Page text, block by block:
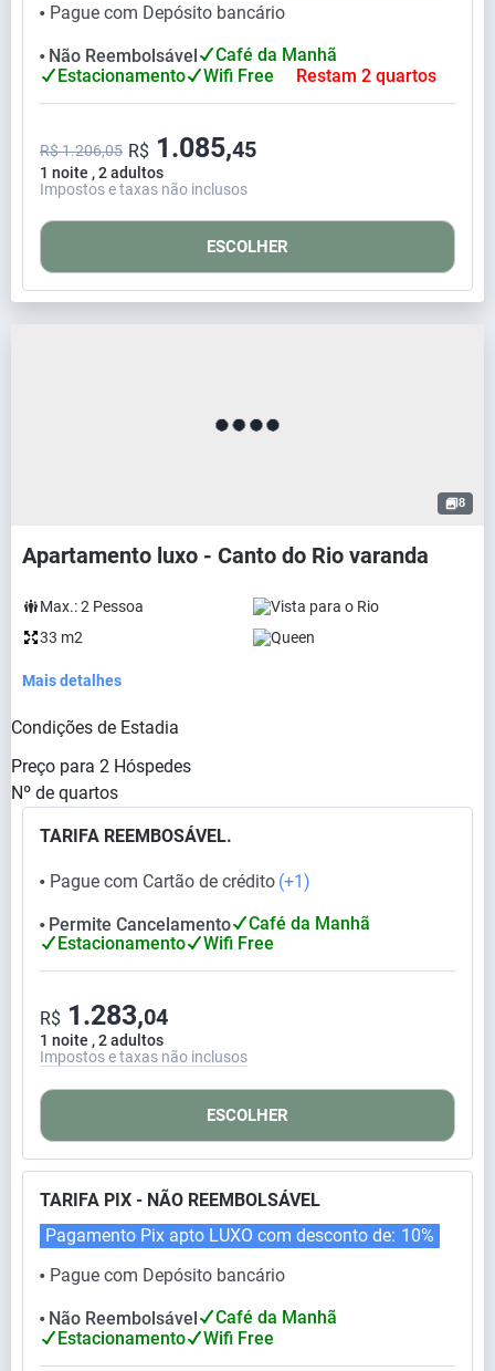
⬤ Pague com Depósito bancário
⬤ Não Reembolsável
Café da Manhã
Estacionamento
Wifi Free Restam 2 quartos
1 noite , 2 adultos
R$ 1.206,05 R$ 1.085,45
Impostos e taxas não inclusos
ESCOLHER
8
Apartamento luxo - Canto do Rio varanda
Max.:2 Pessoa
Vista para o Rio
33 m2
Queen
Mais detalhes
Condições de Estadia
Preço para 2 Hóspedes
Nº de quartos
TARIFA REEMBOSÁVEL.
⬤ Pague com Cartão de crédito (+1)
⬤ Permite Cancelamento
Café da Manhã
Estacionamento
Wifi Free
1 noite , 2 adultos
R$ 1.283,04
Impostos e taxas não inclusos
ESCOLHER
TARIFA PIX - NÃO REEMBOLSÁVEL
⬤ Pague com Depósito bancário
Pagamento Pix apto LUXO com desconto de: 10%
⬤ Não Reembolsável
Café da Manhã
Estacionamento
Wifi Free